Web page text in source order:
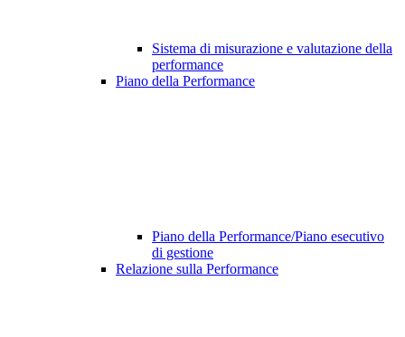
Sistema di misurazione e valutazione della
performance
Piano della Performance
Piano della Performance/Piano esecutivo
di gestione
Relazione sulla Performance